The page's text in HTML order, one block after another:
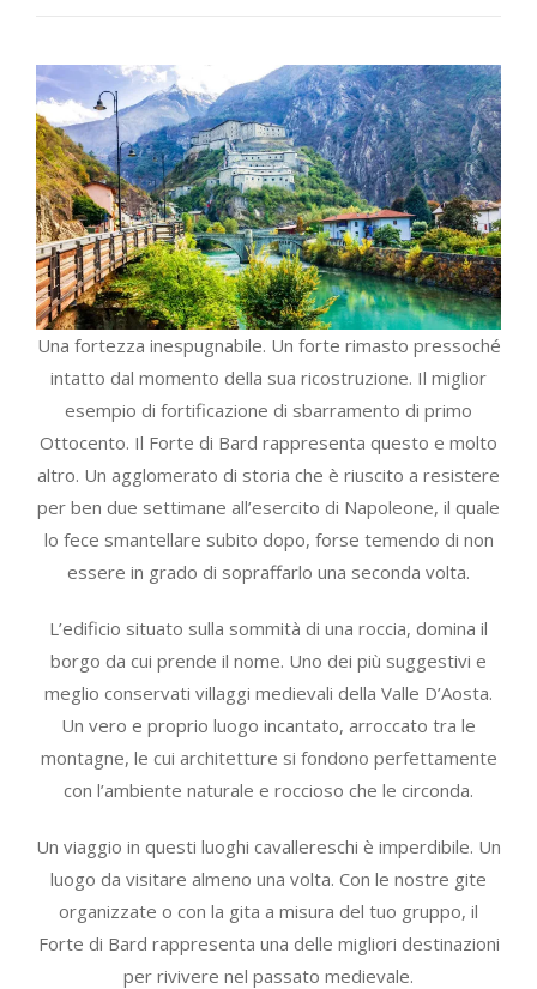
Una fortezza inespugnabile. Un forte rimasto pressoché
intatto dal momento della sua ricostruzione. Il miglior
esempio di fortificazione di sbarramento di primo
Ottocento. Il Forte di Bard rappresenta questo e molto
altro. Un agglomerato di storia che è riuscito a resistere
per ben due settimane all’esercito di Napoleone, il quale
lo fece smantellare subito dopo, forse temendo di non
essere in grado di sopraffarlo una seconda volta.
L’edificio situato sulla sommità di una roccia, domina il
borgo da cui prende il nome. Uno dei più suggestivi e
meglio conservati villaggi medievali della Valle D’Aosta.
Un vero e proprio luogo incantato, arroccato tra le
montagne, le cui architetture si fondono perfettamente
con l’ambiente naturale e roccioso che le circonda.
Un viaggio in questi luoghi cavallereschi è imperdibile. Un
luogo da visitare almeno una volta. Con le nostre gite
organizzate o con la gita a misura del tuo gruppo, il
Forte di Bard rappresenta una delle migliori destinazioni
per rivivere nel passato medievale.